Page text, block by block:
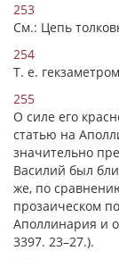
253
См.: Цепь
254
Т. е.
255
О силе его
статью на
значительно
Василий был
же, по
прозаическом
Аполлинария и
3397. 23–27.).